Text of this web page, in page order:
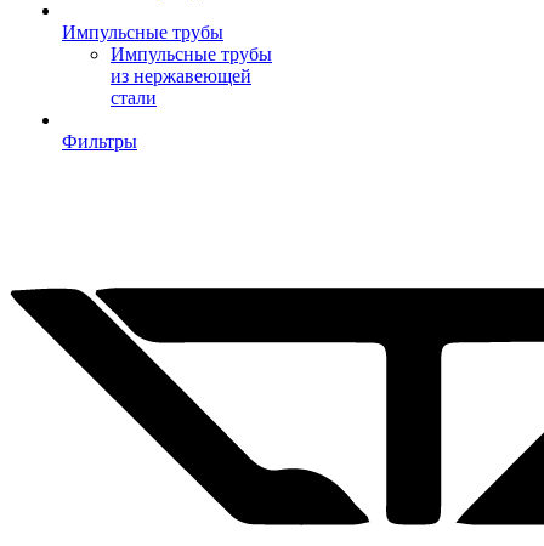
Импульсные трубы
Импульсные трубы
из нержавеющей
стали
Фильтры